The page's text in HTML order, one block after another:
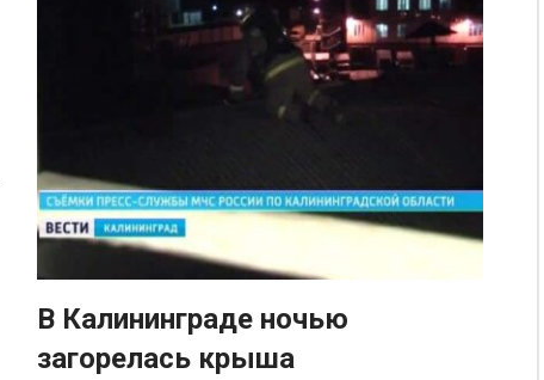
В Калининграде ночью
загорелась крыша